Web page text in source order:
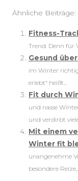
Ähnliche Beiträge:
Fitness-
Trend. Denn für
Gesund
im Winter
erlebt“ heißt...
Fit durch
und nasse
und verdirbt
Mit einem
Winter fit
unangenehme
besondere